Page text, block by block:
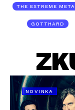
THE EXTREME
GOTTHARD
NOVINKA